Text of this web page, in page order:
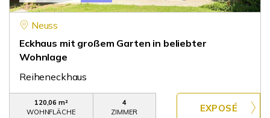
Neuss
Eckhaus mit großem Garten in beliebter
Wohnlage
Reiheneckhaus
120,06 m²
WOHNFLÄCHE
4
ZIMMER